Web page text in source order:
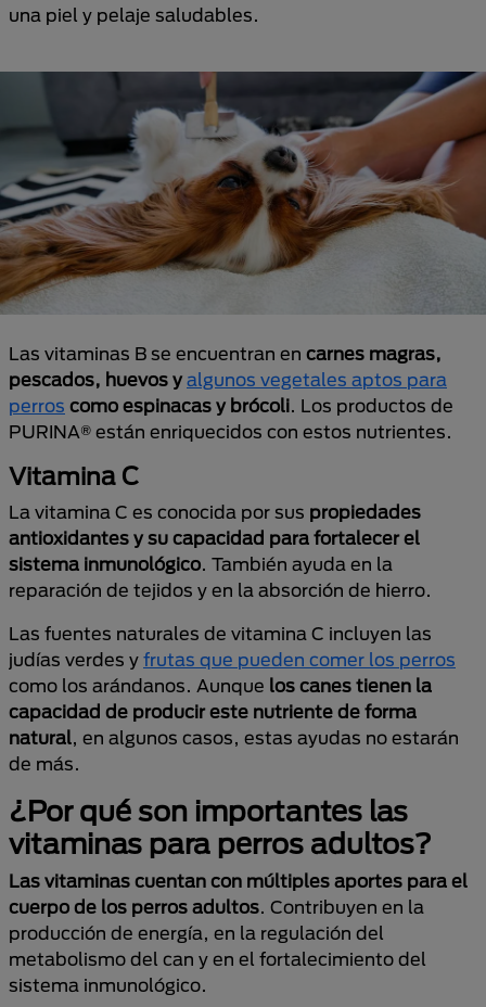
una piel y pelaje saludables.
Las vitaminas B se encuentran en carnes magras,
pescados, huevos y algunos vegetales aptos para
perros como espinacas y brócoli. Los productos de
PURINA® están enriquecidos con estos nutrientes.
Vitamina C
La vitamina C es conocida por sus propiedades
antioxidantes y su capacidad para fortalecer el
sistema inmunológico. También ayuda en la
reparación de tejidos y en la absorción de hierro.
Las fuentes naturales de vitamina C incluyen las
judías verdes y frutas que pueden comer los perros
como los arándanos. Aunque los canes tienen la
capacidad de producir este nutriente de forma
natural, en algunos casos, estas ayudas no estarán
de más.
¿Por qué son importantes las
vitaminas para perros adultos?
Las vitaminas cuentan con múltiples aportes para el
cuerpo de los perros adultos. Contribuyen en la
producción de energía, en la regulación del
metabolismo del can y en el fortalecimiento del
sistema inmunológico.